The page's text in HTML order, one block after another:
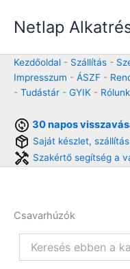
Netlap
Kezdőoldal - Szállítás -
Impresszum - ÁSZF -
- Tudástár - GYIK - Rólunk
30 napos
Saját készlet,
Szakértő segítség a
Csavarhúzók